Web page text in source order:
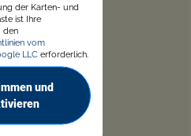
der Karten- und
ist Ihre
den
vom
LLC erforderlich.
und